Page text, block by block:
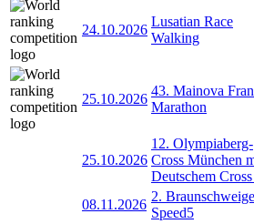
24.10.2026
Lusatian Race
Walking
25.10.2026
43. Mainova
Marathon
25.10.2026
12. Olympiaberg-
Cross München
Deutschem
08.11.2026
2.
Speed5